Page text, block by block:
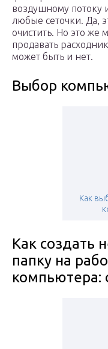
воздушному
любые сеточки. Да,
очистить. Но это же
продавать
может быть и нет.
Выбор
Как
Как создать
папку на
компьютера: